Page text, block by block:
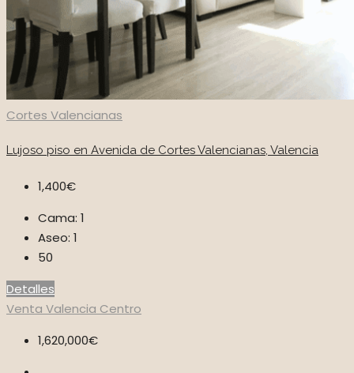
Cortes Valencianas
Lujoso piso en Avenida de Cortes Valencianas, Valencia
1,400€
Cama: 1
Aseo: 1
50
Detalles
Venta Valencia Centro
1,620,000€